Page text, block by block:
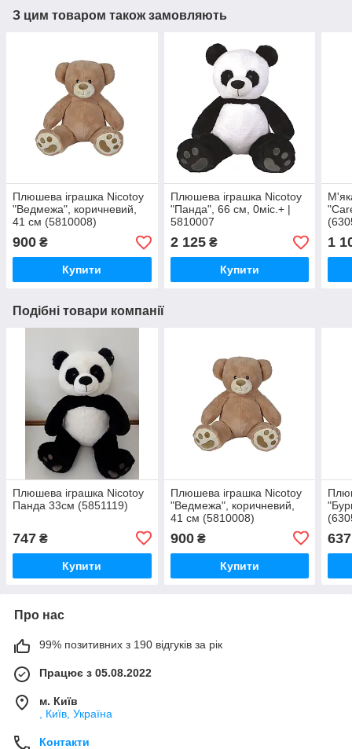
З цим товаром також замовляють
Плюшева iграшка Niсоtоу
"Ведмежа", коричневий,
41 см (5810008)
900 ₴
Купити
Плюшева іграшка Nicotoy
"Панда", 66 см, 0міс.+ |
5810007
2 125₴
Купити
1
Подібні товари компанії
Плюшева іграшка Nicotoy
Панда 33см (5851119)
747 ₴
Купити
Плюшева iграшка Niсоtоу
"Ведмежа", коричневий,
41 см (5810008)
900₴
Купити
637
Про нас
99% позитивних з 190 відгуків за рік
Працює з 05.08.2022
м. Київ
, Київ, Україна
Контакти